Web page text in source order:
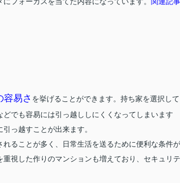
容易さ を挙げることができます。持ち家を選択して
でも容易には引っ越ししにくくなってしまいます
っ越すことが出来ます。
れることが多く、日常生活を送るために便利な条件が
視した作りのマンションも増えており、セキュリテ